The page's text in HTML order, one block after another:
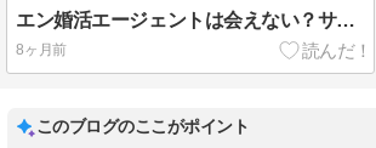
エン婚活エージェントは会えない？サクラ？体験談レビュー！
8ヶ月前
このブログのここがポイント